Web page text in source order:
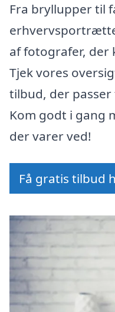
Fra bryllupper til
af fotografer, der
Tjek vores
tilbud, der
Kom godt i gang
der varer ved!
Få gratis tilbud